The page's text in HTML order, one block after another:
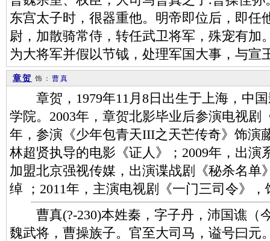
东宫太子时，很器重他。明帝即位后，即任
尉，加散骑常侍，转任武卫将军，殊宠有加
为大将军并假以节钺，处理军国大事，与
章贺 饰： 曹真
章贺，1979年11月8日出生于上海，中国
学院。2003年，章贺北影毕业后参演电视剧
年，参演《少年包青天III之天芒传奇》饰演
林超贤执导的电影《证人》；2009年，出演
加盟北京强视传媒，出演谍战剧《秘杀名单
绰 ；2011年，主演电视剧《一门三司令》
曹真(?-230)本姓秦，字子丹，沛国谯（
魏武将，曹操族子。官至大司马，谥号曰元